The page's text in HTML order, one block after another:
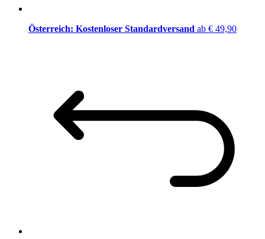
Österreich: Kostenloser Standardversand ab € 49,90